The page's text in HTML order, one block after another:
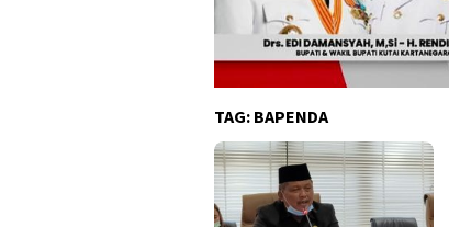
TAG: BAPENDA